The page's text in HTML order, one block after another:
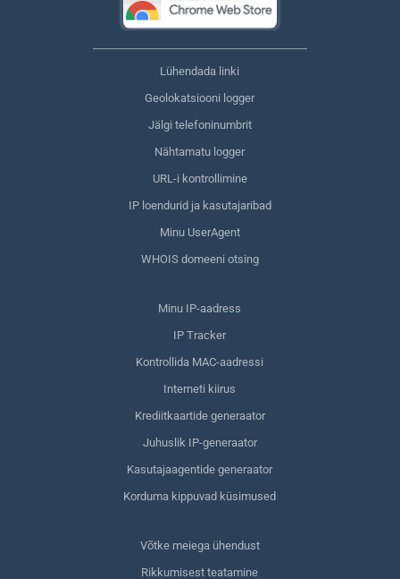
Lühendada linki
Geolokatsiooni logger
Jälgi telefoninumbrit
Nähtamatu logger
URL-i kontrollimine
IP loendurid ja kasutajaribad
Minu UserAgent
WHOIS domeeni otsing
Minu IP-aadress
IP Tracker
Kontrollida MAC-aadressi
Interneti kiirus
Krediitkaartide generaator
Juhuslik IP-generaator
Kasutajaagentide generaator
Korduma kippuvad küsimused
Võtke meiega ühendust
Rikkumisest teatamine